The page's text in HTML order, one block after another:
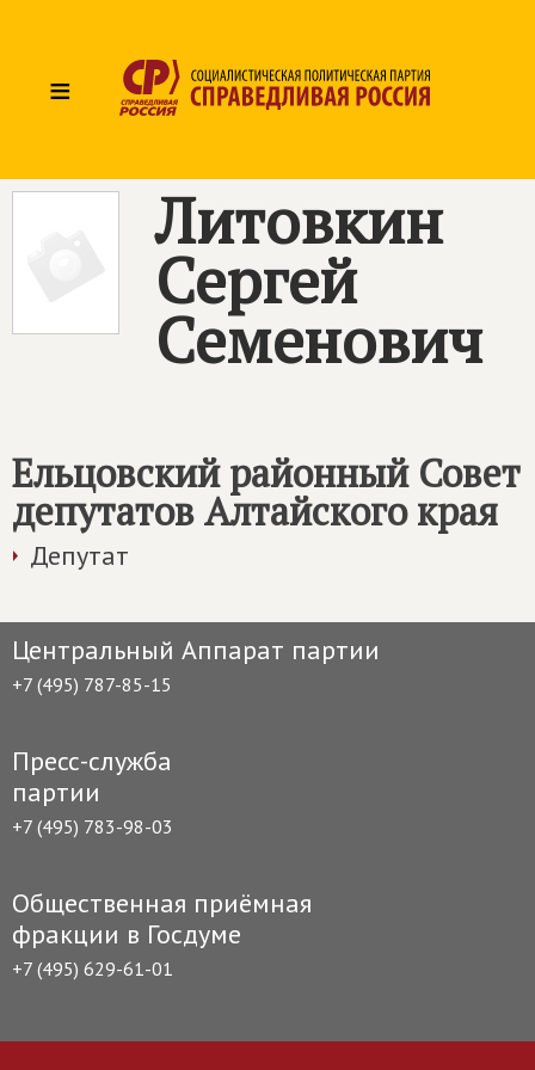
≡
Литовкин
Сергей
Семенович
Ельцовский районный Совет
депутатов Алтайского края
Депутат
Центральный Аппарат партии
+7 (495) 787-85-15
Пресс-служба
партии
+7 (495) 783-98-03
Общественная приёмная
фракции в Госдуме
+7 (495) 629-61-01